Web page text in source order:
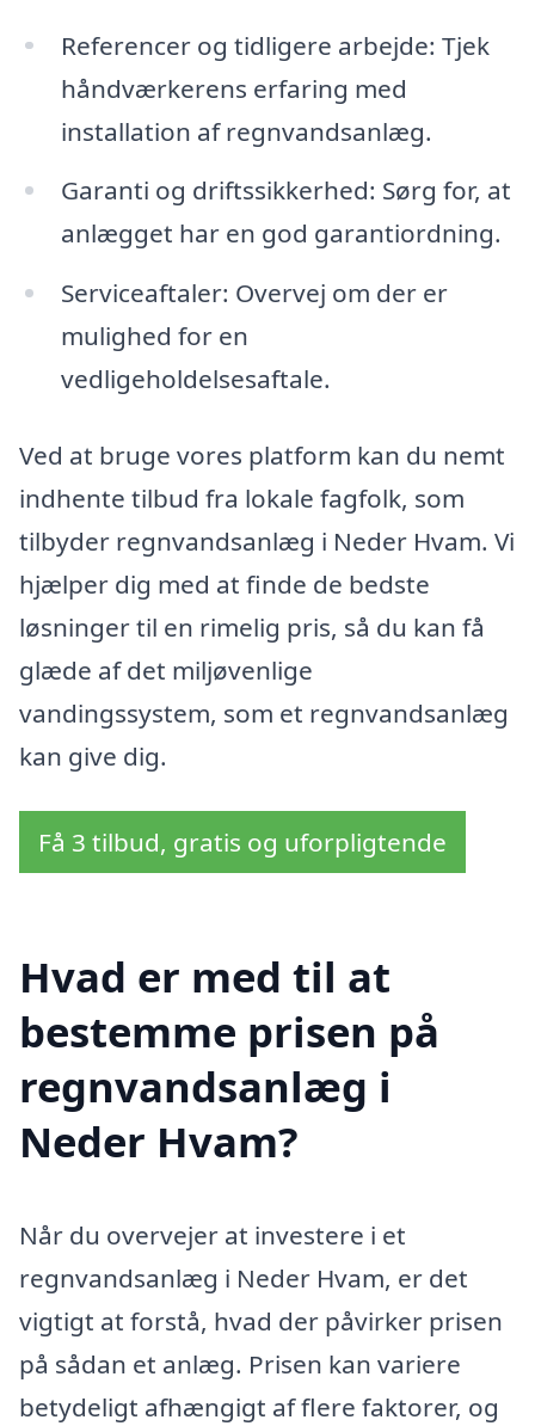
Referencer og tidligere arbejde: Tjek
håndværkerens erfaring med
installation af regnvandsanlæg.
Garanti og driftssikkerhed: Sørg for, at
anlægget har en god garantiordning.
Serviceaftaler: Overvej om der er
mulighed for en
vedligeholdelsesaftale.
Ved at bruge vores platform kan du nemt
indhente tilbud fra lokale fagfolk, som
tilbyder regnvandsanlæg i Neder Hvam. Vi
hjælper dig med at finde de bedste
løsninger til en rimelig pris, så du kan få
glæde af det miljøvenlige
vandingssystem, som et regnvandsanlæg
kan give dig.
Få 3 tilbud, gratis og uforpligtende
Hvad er med til at
bestemme prisen på
regnvandsanlæg i
Neder Hvam?
Når du overvejer at investere i et
regnvandsanlæg i Neder Hvam, er det
vigtigt at forstå, hvad der påvirker prisen
på sådan et anlæg. Prisen kan variere
betydeligt afhængigt af flere faktorer, og